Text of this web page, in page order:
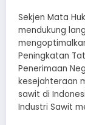
Sekjen Mata
mendukung
Peningkatan
Penerimaan
kesejahteraan
sawit di
Industri Sawit